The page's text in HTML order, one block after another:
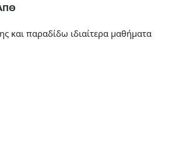
και παραδίδω ιδιαίτερα μαθήματα